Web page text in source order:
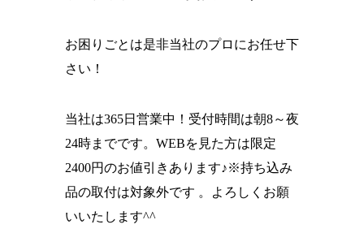
お困りごとは是非当社のプロにお任せ下
さい！
当社は365日営業中！受付時間は朝8～夜
24時までです。WEBを見た方は限定
2400円のお値引きあります♪※持ち込み
品の取付は対象外です 。よろしくお願
いいたします^^